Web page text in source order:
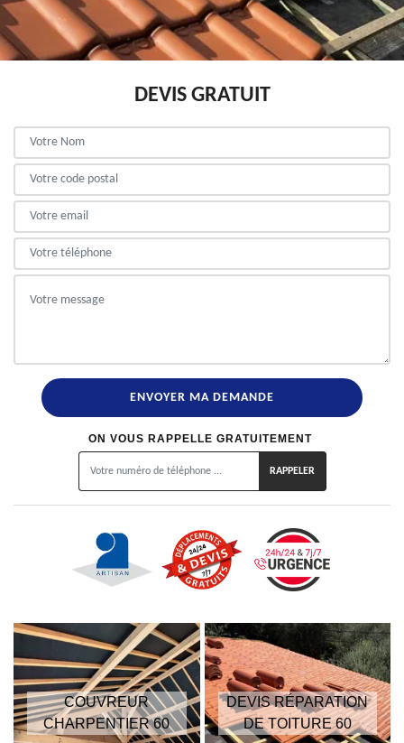
DEVIS GRATUIT
ON VOUS RAPPELLE GRATUITEMENT
COUVREUR
CHARPENTIER 60
DEVIS RÉPARATION
DE TOITURE 60